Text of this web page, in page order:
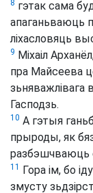
8 гэтак сама
апаганьваюць
ліхасловяць
9 Міхаіл
пра Майсеева
зьняважлівага
Гасподзь.
10 А гэтыя
прыроды, як
разбэшчваюць
11
Гора ім, бо
змусту